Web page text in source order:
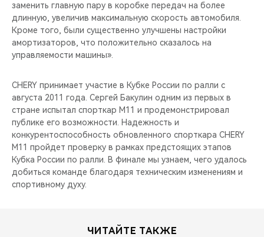
заменить главную пару в коробке передач на более
длинную, увеличив максимальную скорость автомобиля.
Кроме того, были существенно улучшены настройки
амортизаторов, что положительно сказалось на
управляемости машины».
CHERY принимает участие в Кубке России по ралли с
августа 2011 года. Сергей Бакулин одним из первых в
стране испытал спорткар M11 и продемонстрировал
публике его возможности. Надежность и
конкурентоспособность обновленного спорткара CHERY
М11 пройдет проверку в рамках предстоящих этапов
Кубка России по ралли. В финале мы узнаем, чего удалось
добиться команде благодаря техническим изменениям и
спортивному духу.
ЧИТАЙТЕ ТАКЖЕ